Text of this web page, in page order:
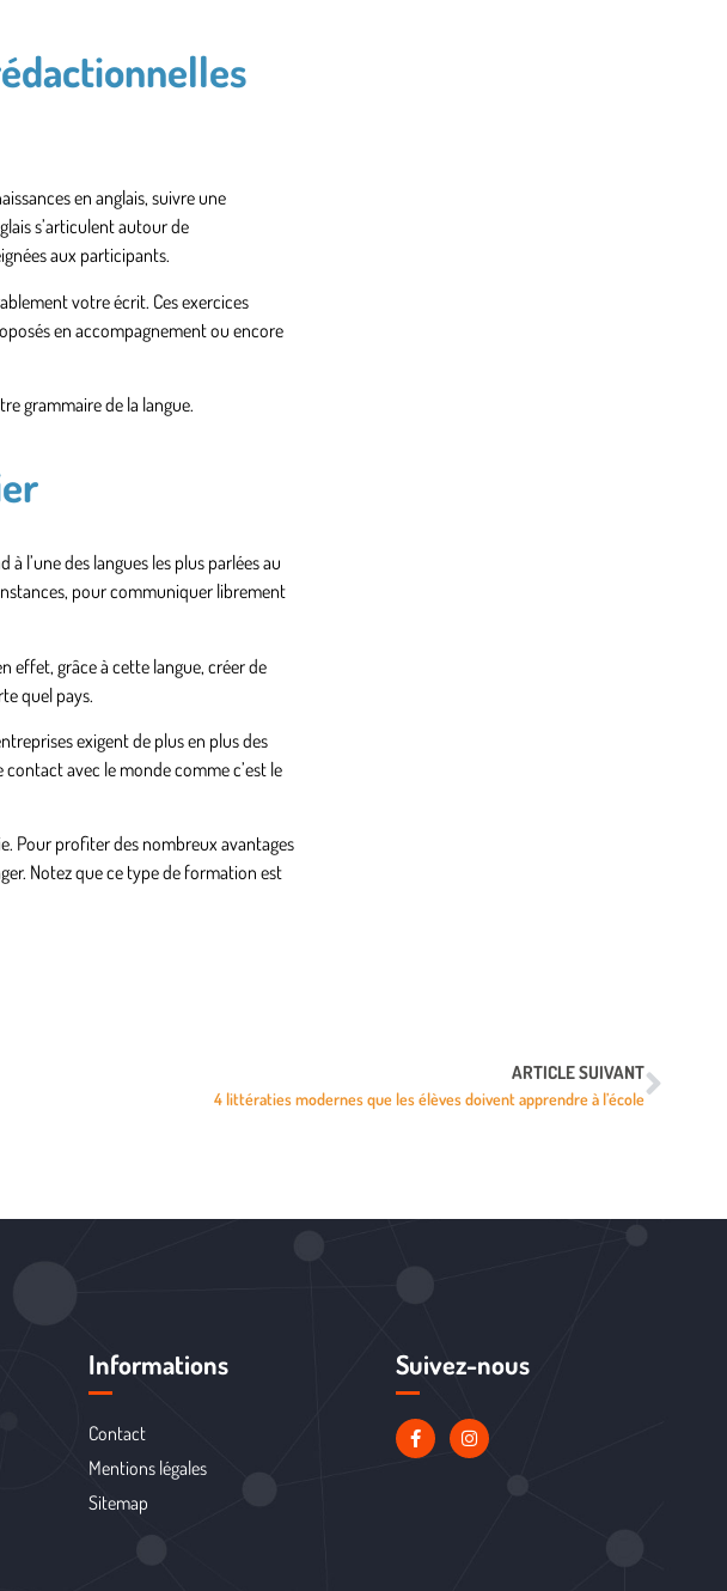
en anglais, suivre une
s’articulent autour de
aux participants.
votre écrit. Ces exercices
en accompagnement ou encore
grammaire de la langue.
l’une des langues les plus parlées au
pour communiquer librement
effet, grâce à cette langue, créer de
quel pays.
exigent de plus en plus des
avec le monde comme c’est le
Pour profiter des nombreux avantages
Notez que ce type de formation est
ARTICLE SUIVANT
4 littératies modernes que les élèves doivent apprendre à l’école
Informations
Contact
Mentions légales
Sitemap
Suivez-nous